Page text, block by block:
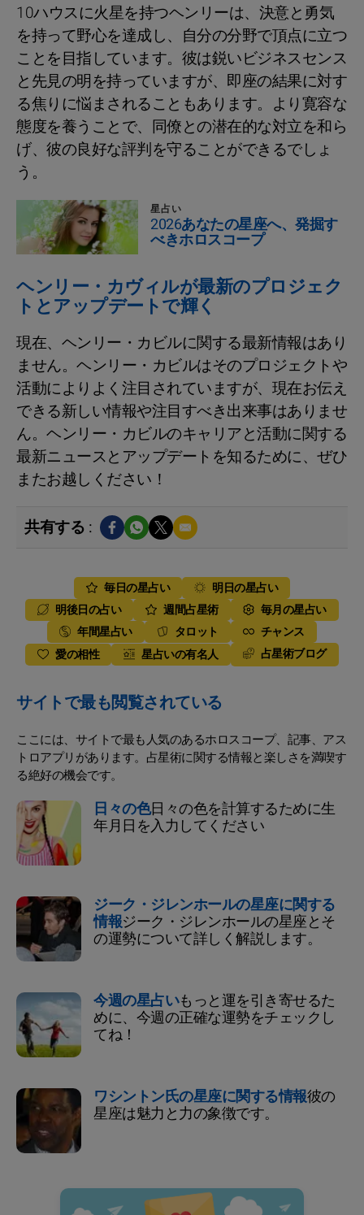
10ハウスに火星を持つヘンリーは、決意と勇気
を持って野心を達成し、自分の分野で頂点に立つ
ことを目指しています。彼は鋭いビジネスセンス
と先見の明を持っていますが、即座の結果に対す
る焦りに悩まされることもあります。より寛容な
態度を養うことで、同僚との潜在的な対立を和ら
げ、彼の良好な評判を守ることができるでしょ
う。
星占い
2026あなたの星座へ、発掘す
べきホロスコープ
ヘンリー・カヴィルが最新のプロジェク
トとアップデートで輝く
現在、ヘンリー・カビルに関する最新情報はあり
ません。ヘンリー・カビルはそのプロジェクトや
活動によりよく注目されていますが、現在お伝え
できる新しい情報や注目すべき出来事はありませ
ん。ヘンリー・カビルのキャリアと活動に関する
最新ニュースとアップデートを知るために、ぜひ
またお越しください！
共有する :
毎日の星占い
明日の星占い
明後日の占い
週間占星術
毎月の星占い
年間星占い
タロット
チャンス
愛の相性
星占いの有名人 占星術ブログ
サイトで最も閲覧されている
ここには、サイトで最も人気のあるホロスコープ、記事、アス
トロアプリがあります。占星術に関する情報と楽しさを満喫す
る絶好の機会です。
日々の色日々の色を計算するために生
年月日を入力してください
ジーク・ジレンホールの星座に関する
情報ジーク・ジレンホールの星座とそ
の運勢について詳しく解説します。
今週の星占いもっと運を引き寄せるた
めに、今週の正確な運勢をチェックし
てね！
ワシントン氏の星座に関する情報彼の
星座は魅力と力の象徴です。